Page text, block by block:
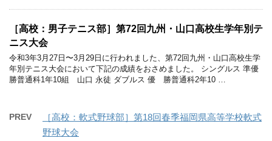
［高校：男子テニス部］第72回九州・山口高校生学年別テ
ニス大会
令和3年3月27日〜3月29日に行われました、第72回九州・山口高校生学
年別テニス大会において下記の成績をおさめました。 シングルス 準優
勝普通科1年10組 山口 永徒 ダブルス 優 勝普通科2年10 …
PREV
［高校：軟式野球部］第18回春季福岡県高等学校軟式
野球大会